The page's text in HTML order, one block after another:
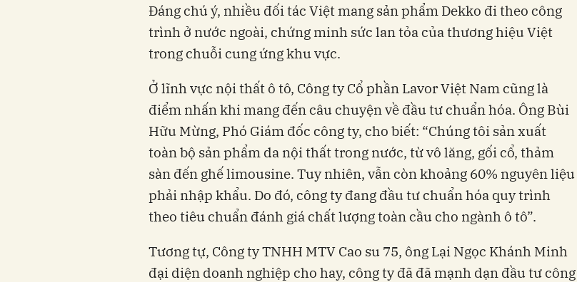
Đáng chú ý, nhiều đối tác Việt mang sản phẩm Dekko đi theo công
trình ở nước ngoài, chứng minh sức lan tỏa của thương hiệu Việt
trong chuỗi cung ứng khu vực.
Ở lĩnh vực nội thất ô tô, Công ty Cổ phần Lavor Việt Nam cũng là
điểm nhấn khi mang đến câu chuyện về đầu tư chuẩn hóa. Ông Bùi
Hữu Mừng, Phó Giám đốc công ty, cho biết: “Chúng tôi sản xuất
toàn bộ sản phẩm da nội thất trong nước, từ vô lăng, gối cổ, thảm
sàn đến ghế limousine. Tuy nhiên, vẫn còn khoảng 60% nguyên liệu
phải nhập khẩu. Do đó, công ty đang đầu tư chuẩn hóa quy trình
theo tiêu chuẩn đánh giá chất lượng toàn cầu cho ngành ô tô”.
Tương tự, Công ty TNHH MTV Cao su 75, ông Lại Ngọc Khánh Minh
đại diện doanh nghiệp cho hay, công ty đã đã mạnh dạn đầu tư công